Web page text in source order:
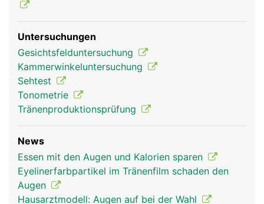
Untersuchungen
Gesichtsfelduntersuchung
Kammerwinkeluntersuchung
Sehtest
Tonometrie
Tränenproduktionsprüfung
News
Essen mit den Augen und Kalorien sparen
Eyelinerfarbpartikel im Tränenfilm schaden den
Augen
Hausarztmodell: Augen auf bei der Wahl